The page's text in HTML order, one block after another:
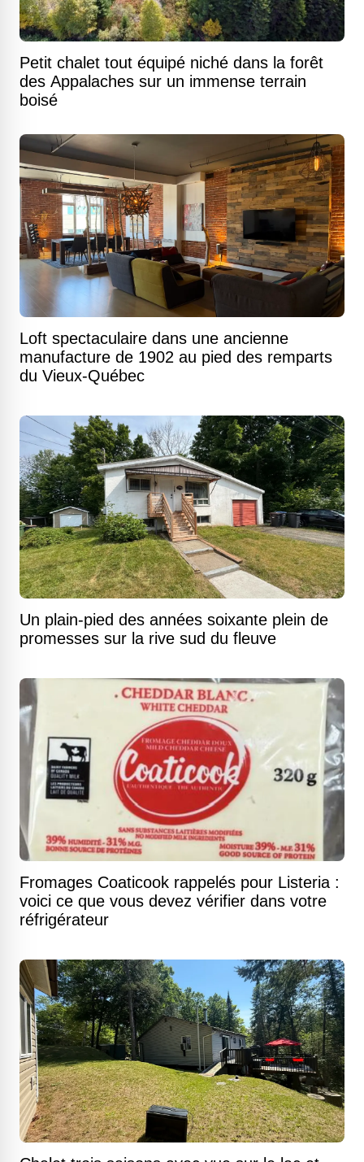
Petit chalet tout équipé niché dans la forêt
des Appalaches sur un immense terrain
boisé
Loft spectaculaire dans une ancienne
manufacture de 1902 au pied des remparts
du Vieux-Québec
Un plain-pied des années soixante plein de
promesses sur la rive sud du fleuve
Fromages Coaticook rappelés pour Listeria :
voici ce que vous devez vérifier dans votre
réfrigérateur